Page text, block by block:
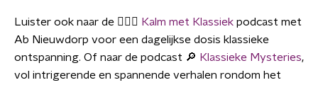
Luister ook naar de 🧘🏼‍♀️ Kalm met Klassiek podcast met
Ab Nieuwdorp voor een dagelijkse dosis klassieke
ontspanning. Of naar de podcast 🔎 Klassieke Mysteries,
vol intrigerende en spannende verhalen rondom het